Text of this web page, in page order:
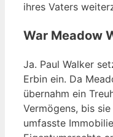
ihres Vaters
War Meadow
Ja. Paul Walker
Erbin ein. Da
übernahm ein
Vermögens, bis
umfasste